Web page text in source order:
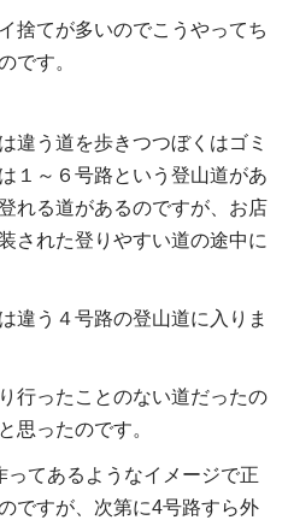
捨てが多いのでこうやってち
です。
違う道を歩きつつぼくはゴミ
１～６号路という登山道があ
れる道があるのですが、お店
された登りやすい道の途中に
違う４号路の登山道に入りま
行ったことのない道だったの
思ったのです。
てあるようなイメージで正
ですが、次第に4号路すら外